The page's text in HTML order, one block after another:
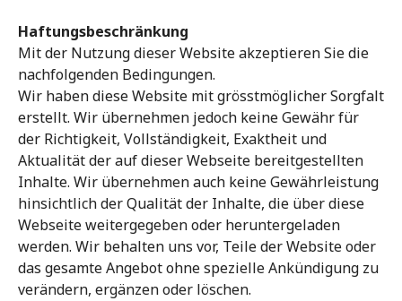
Haftungsbeschränkung
Mit der Nutzung dieser Website akzeptieren Sie die
nachfolgenden Bedingungen.
Wir haben diese Website mit grösstmöglicher Sorgfalt
erstellt. Wir übernehmen jedoch keine Gewähr für
der Richtigkeit, Vollständigkeit, Exaktheit und
Aktualität der auf dieser Webseite bereitgestellten
Inhalte. Wir übernehmen auch keine Gewährleistung
hinsichtlich der Qualität der Inhalte, die über diese
Webseite weitergegeben oder heruntergeladen
werden. Wir behalten uns vor, Teile der Website oder
das gesamte Angebot ohne spezielle Ankündigung zu
verändern, ergänzen oder löschen.